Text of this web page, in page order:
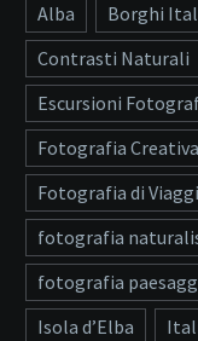
Alba Borghi
Contrasti Naturali
Escursioni
Fotografia Creativa
Fotografia di
fotografia
fotografia
Isola d’Elba